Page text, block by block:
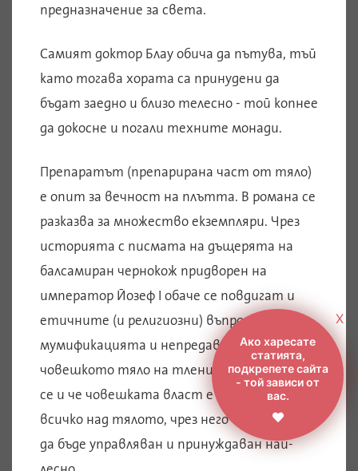
X
Ако харесате
статията,
подкрепете сайта
- той зависи от
вас.
предназначение за света.
Самият доктор Блау обича да пътува, тъй
като тогава хората са принудени да
бъдат заедно и близо телесно - той копнее
да докосне и погали техните монади.
Препаратът (препарирана част от тяло)
е опит за вечност на плътта. В романа се
разказва за множество екземпляри. Чрез
историята с писмата на дъщерята на
балсамиран чернокож придворен на
император Йозеф I обаче се повдигат и
етичните (и религиозни) въпроси за
мумификацията и непредаването на
човешкото тяло на тлението. Напомня
се и че човешката власт е само или преди
всичко над тялото, чрез него човек може
да бъде управляван и принуждаван най-